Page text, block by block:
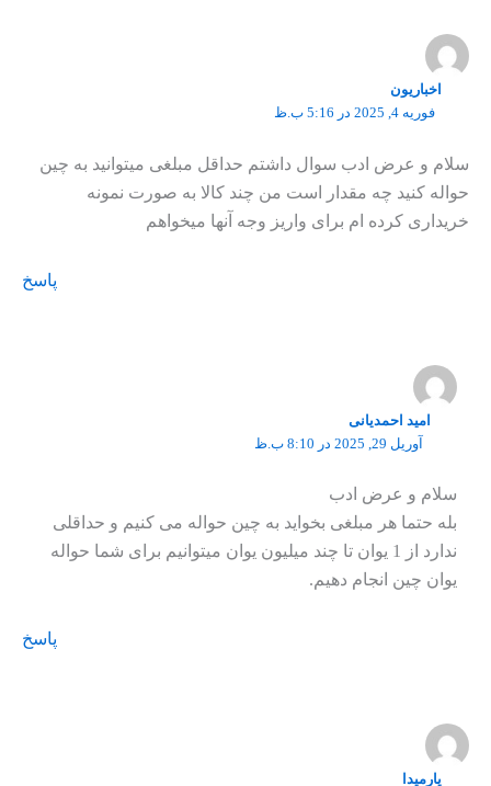
اخباریون
فوریه 4, 2025 در 5:16 ب.ظ
سلام و عرض ادب سوال داشتم حداقل مبلغی میتوانید به چین
حواله کنید چه مقدار است من چند کالا به صورت نمونه
خریداری کرده ام برای واریز وجه آنها میخواهم
پاسخ
امید احمدیانی
آوریل 29, 2025 در 8:10 ب.ظ
سلام و عرض ادب
بله حتما هر مبلغی بخواید به چین حواله می کنیم و حداقلی
ندارد از 1 یوان تا چند میلیون یوان میتوانیم برای شما حواله
یوان چین انجام دهیم.
پاسخ
پارمیدا